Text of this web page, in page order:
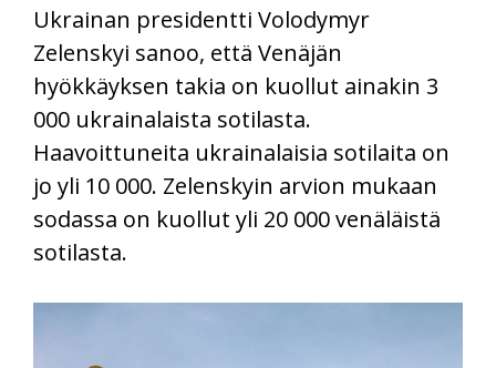
Ukrainan presidentti Volodymyr
Zelenskyi sanoo, että Venäjän
hyökkäyksen takia on kuollut ainakin 3
000 ukrainalaista sotilasta.
Haavoittuneita ukrainalaisia sotilaita on
jo yli 10 000. Zelenskyin arvion mukaan
sodassa on kuollut yli 20 000 venäläistä
sotilasta.